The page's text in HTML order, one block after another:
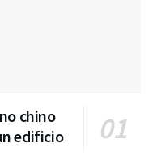
chino
edificio